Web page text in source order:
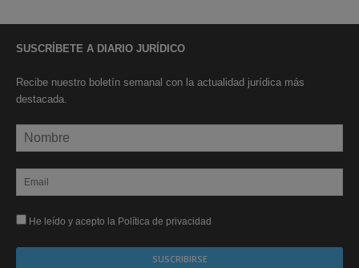
SUSCRÍBETE A DIARIO JURÍDICO
Recibe nuestro boletín semanal con la actualidad jurídica más
destacada.
He leído y acepto la Política de privacidad